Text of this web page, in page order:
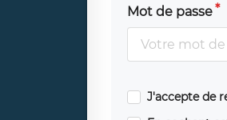
Mot de passe
J'accepte de